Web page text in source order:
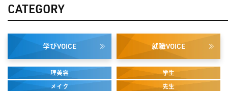
CATEGORY
学びVOICE
理美容
メイク
就職VOICE
学生
先生